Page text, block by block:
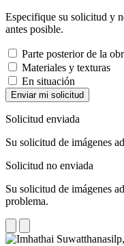
Especifique su solicitud y
antes posible.
Parte posterior de la
Materiales y texturas
En situación
Enviar mi solicitud
Solicitud enviada
Su solicitud de imágenes
Solicitud no enviada
Su solicitud de imágenes
problema.